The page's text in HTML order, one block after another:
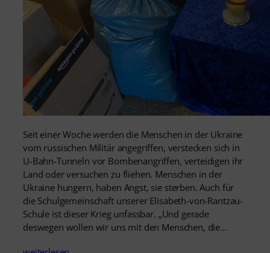
Seit einer Woche werden die Menschen in der Ukraine
vom russischen Militär angegriffen, verstecken sich in
U-Bahn-Tunneln vor Bombenangriffen, verteidigen ihr
Land oder versuchen zu fliehen. Menschen in der
Ukraine hungern, haben Angst, sie sterben. Auch für
die Schulgemeinschaft unserer Elisabeth-von-Rantzau-
Schule ist dieser Krieg unfassbar. „Und gerade
deswegen wollen wir uns mit den Menschen, die…